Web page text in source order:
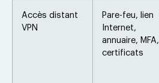
Accès distant
VPN
Pare-feu, lien
Internet,
annuaire, MFA,
certificats